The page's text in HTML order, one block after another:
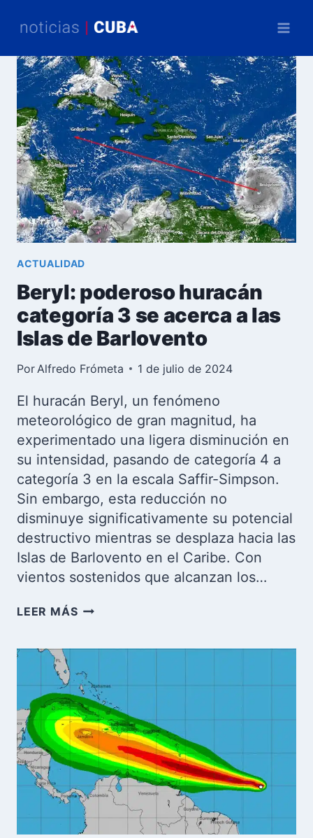
ACTUALIDAD
Beryl: poderoso huracán
categoría 3 se acerca a las
Islas de Barlovento
Por Alfredo Frómeta 1 de julio de 2024
El huracán Beryl, un fenómeno
meteorológico de gran magnitud, ha
experimentado una ligera disminución en
su intensidad, pasando de categoría 4 a
categoría 3 en la escala Saffir-Simpson.
Sin embargo, esta reducción no
disminuye significativamente su potencial
destructivo mientras se desplaza hacia las
Islas de Barlovento en el Caribe. Con
vientos sostenidos que alcanzan los…
LEER MÁSBERYL:
3
SE
ACERCA
A
LAS
ISLAS
DE
BARLOVENTO